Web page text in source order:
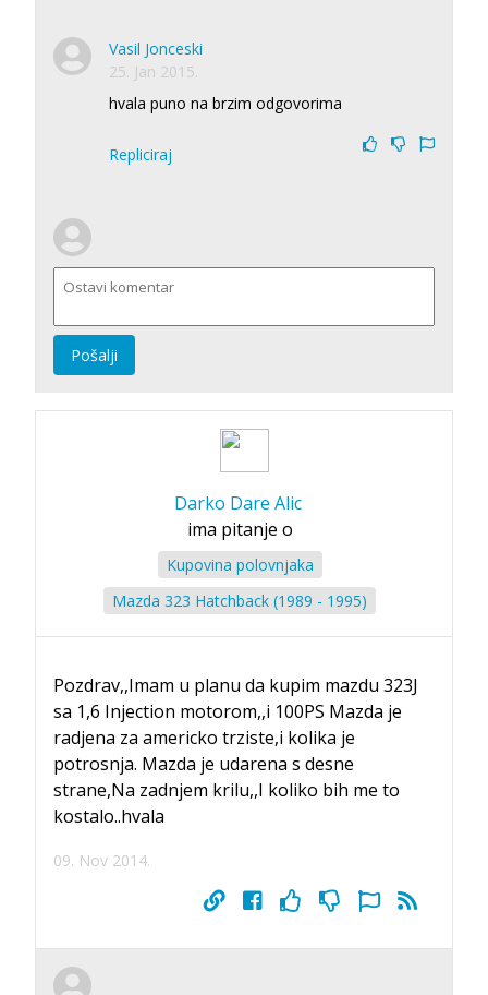
Vasil Jonceski
25. Jan 2015.
hvala puno na brzim odgovorima
Repliciraj
Pošalji
Darko Dare Alic
ima pitanje o
Kupovina polovnjaka
Mazda 323 Hatchback (1989 - 1995)
Pozdrav,,Imam u planu da kupim mazdu 323J
sa 1,6 Injection motorom,,i 100PS Mazda je
radjena za americko trziste,i kolika je
potrosnja. Mazda je udarena s desne
strane,Na zadnjem krilu,,I koliko bih me to
kostalo..hvala
09. Nov 2014.